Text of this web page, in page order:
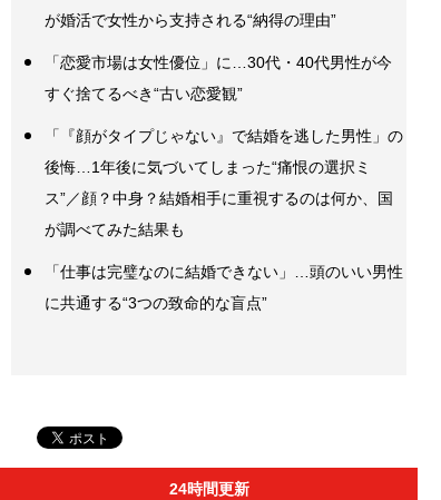
が婚活で女性から支持される“納得の理由”
「恋愛市場は女性優位」に…30代・40代男性が今
すぐ捨てるべき“古い恋愛観”
「『顔がタイプじゃない』で結婚を逃した男性」の
後悔…1年後に気づいてしまった“痛恨の選択ミ
ス”／顔？中身？結婚相手に重視するのは何か、国
が調べてみた結果も
「仕事は完璧なのに結婚できない」…頭のいい男性
に共通する“3つの致命的な盲点”
24時間更新